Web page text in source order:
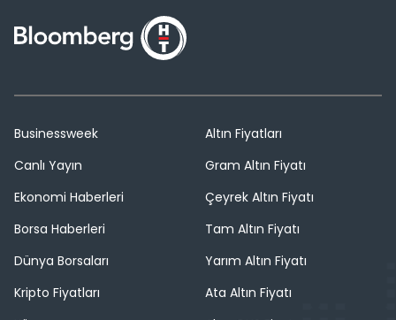
Businessweek
Canlı Yayın
Ekonomi Haberleri
Borsa Haberleri
Dünya Borsaları
Kripto Fiyatları
Altın Fiyatları
Gram Altın Fiyatı
Çeyrek Altın Fiyatı
Tam Altın Fiyatı
Yarım Altın Fiyatı
Ata Altın Fiyatı